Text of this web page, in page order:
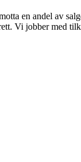
en andel av
Vi jobber med